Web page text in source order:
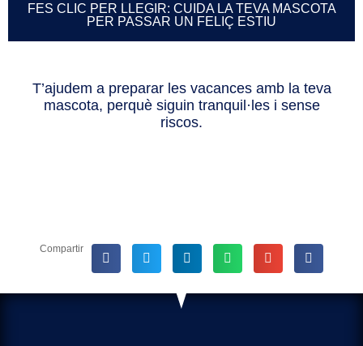
FES CLIC PER LLEGIR: CUIDA LA TEVA MASCOTA
PER PASSAR UN FELIÇ ESTIU
T’ajudem a preparar les vacances amb la teva
mascota, perquè siguin tranquil·les i sense
riscos.
Compartir